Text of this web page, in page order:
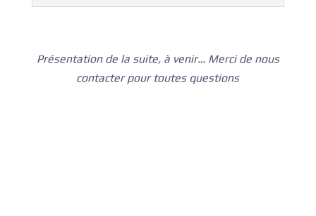
Présentation de la suite, à venir… Merci de nous
contacter pour toutes questions